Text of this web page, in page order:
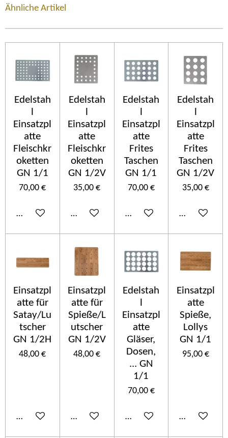
Ähnliche Artikel
Edelstah
Einsatzpl
atte
Fleischkr
oketten
GN 1/1
70,00 €
In den Warenkorb
Edelstah
Einsatzpl
atte
Fleischkr
oketten
GN 1/2V
35,00 €
In den Warenkorb
Edelstah
Einsatzpl
atte
Frites
Taschen
GN 1/1
70,00 €
In den Warenkorb
Edelstah
Einsatzpl
atte
Frites
Taschen
GN 1/2V
35,00 €
In den
Einsatzpl
atte für
Satay/Lu
tscher
GN 1/2H
48,00 €
In den Warenkorb
Einsatzpl
atte für
Spieße/L
utscher
GN 1/2V
48,00 €
In den Warenkorb
Edelstah
l
Einsatzpl
atte
Gläser,
Dosen,
... GN
1/1
70,00 €
In den Warenkorb
Einsatzpl
atte
Spieße,
Lollys
GN 1/1
95,00 €
In den